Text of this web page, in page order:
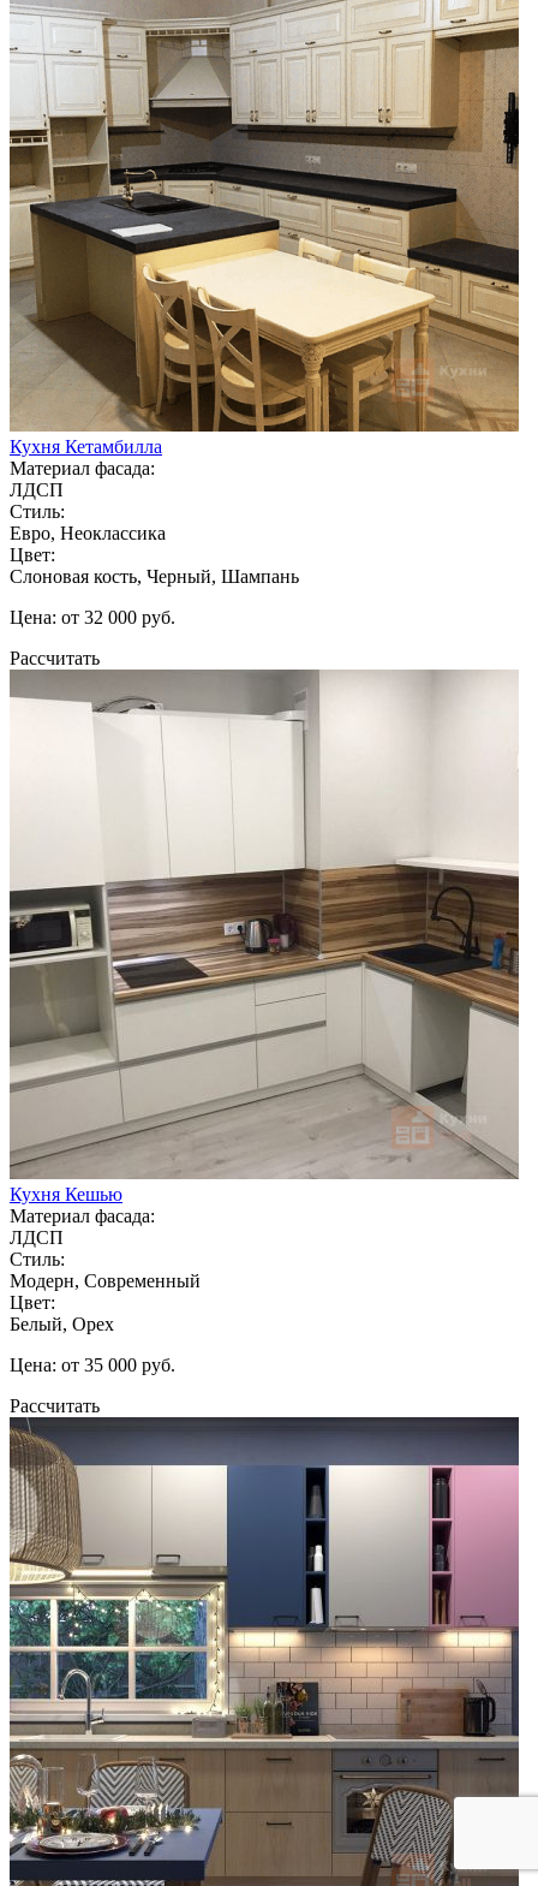
Кухня Кетамбилла
Материал фасада:
ЛДСП
Стиль:
Евро, Неоклассика
Цвет:
Слоновая кость, Черный, Шампань
Цена: от 32 000 руб.
Рассчитать
Кухня Кешью
Материал фасада:
ЛДСП
Стиль:
Модерн, Современный
Цвет:
Белый, Орех
Цена: от 35 000 руб.
Рассчитать